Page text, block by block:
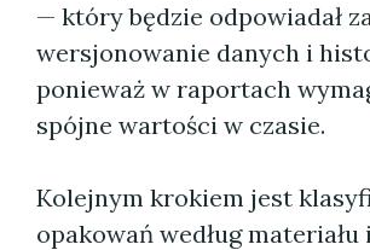
— który będzie odpowiadał
wersjonowanie danych i
ponieważ w raportach
spójne wartości w czasie.
Kolejnym krokiem jest
opakowań według